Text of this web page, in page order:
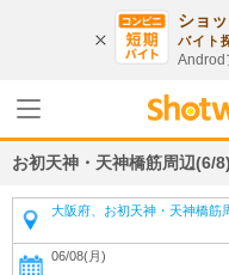
ショ
バイト
Androd
お初天神・天神橋筋周辺(6/
大阪府、お初天神・天神橋筋
06/08(月)